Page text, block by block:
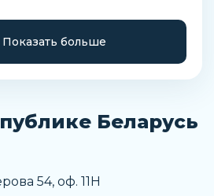
среды
среды
Показать больше
Беларусь
54, оф. 11H